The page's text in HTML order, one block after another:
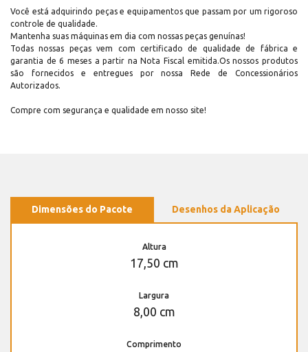
Você está adquirindo peças e equipamentos que passam por um rigoroso
controle de qualidade.
Mantenha suas máquinas em dia com nossas peças genuínas!
Todas nossas peças vem com certificado de qualidade de fábrica e
garantia de 6 meses a partir na Nota Fiscal emitida.Os nossos produtos
são fornecidos e entregues por nossa Rede de Concessionários
Autorizados.
Compre com segurança e qualidade em nosso site!
Dimensões do Pacote Desenhos da Aplicação
Altura
17,50 cm
Largura
8,00 cm
Comprimento